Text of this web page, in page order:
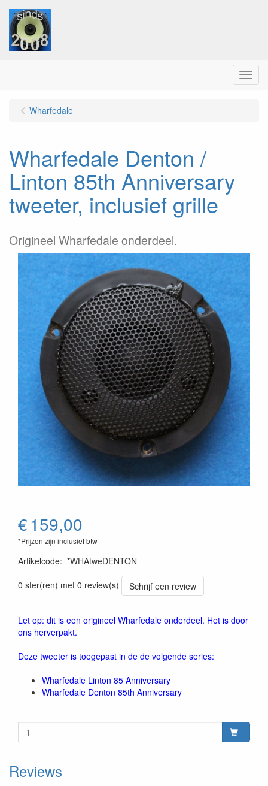
Menu
Wharfedale
Wharfedale Denton /
Linton 85th Anniversary
tweeter, inclusief grille
Origineel Wharfedale onderdeel.
€159,00
*Prijzen zijn inclusief btw
Artikelcode: *WHAtweDENTON
0 ster(ren) met 0 review(s)
Schrijf een review
Let op: dit is een origineel Wharfedale onderdeel. Het is door
ons herverpakt.
Deze tweeter is toegepast in de de volgende series:
Wharfedale Linton 85 Anniversary
Wharfedale Denton 85th Anniversary
Reviews